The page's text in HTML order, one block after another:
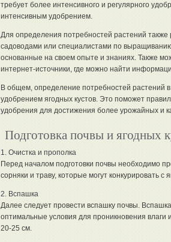
требует более интенсивного и регулярного
интенсивным удобрением.
Для определения потребностей растений
садоводами или специалистами по
основанные на своем опыте и знаниях. Также
интернет-источники, где можно найти
В общем, определение потребностей растений
удобрением ягодных кустов. Это поможет
удобрения для достижения более урожайных и
Подготовка почвы и ягодных
1. Очистка и прополка
Перед началом подготовки почвы необходимо
сорняки и траву, которые могут конкурировать
2. Вспашка
Далее следует провести вспашку почвы.
оптимальные условия для проникновения влаги
20-25 см.